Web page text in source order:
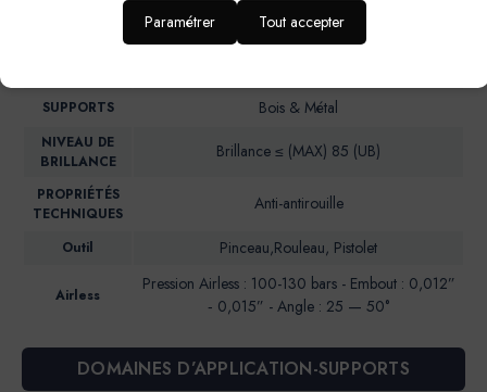
Peinture en phase aqueuse à base de résines
alkydes en emulsion
SUPPORTS Bois & Métal
NIVEAU DE
BRILLANCE
Brillance ≤ (MAX) 85 (UB)
PROPRIÉTÉS
TECHNIQUES
Anti-antirouille
Outil Pinceau,Rouleau, Pistolet
Airless
Pression Airless : 100-130 bars - Embout : 0,012”
‐ 0,015” - Angle : 25 — 50°
DOMAINES D’APPLICATION-SUPPORTS
Paramétrer Tout accepter